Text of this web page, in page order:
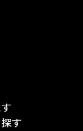
す